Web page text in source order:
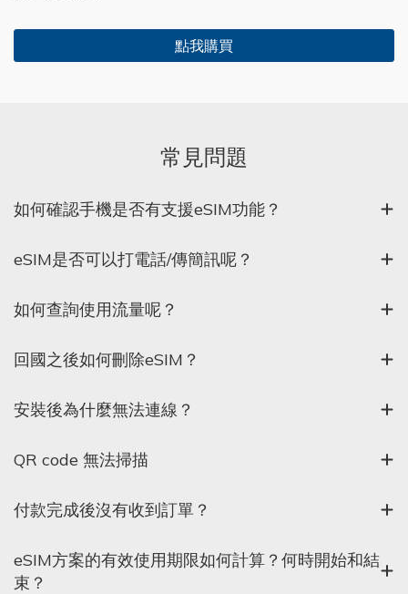
點我購買
常見問題
如何確認手機是否有支援eSIM功能？
eSIM是否可以打電話/傳簡訊呢？
如何查詢使用流量呢？
回國之後如何刪除eSIM？
安裝後為什麼無法連線？
QR code 無法掃描
付款完成後沒有收到訂單？
eSIM方案的有效使用期限如何計算？何時開始和結
束？